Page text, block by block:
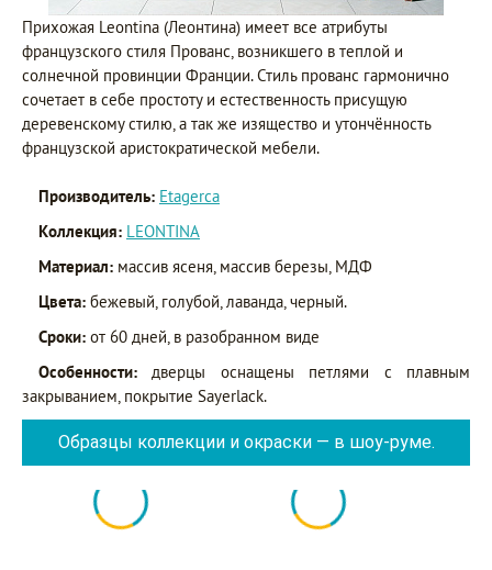
Прихожая Leontina (Леонтина) имеет все атрибуты
французского стиля Прованс, возникшего в теплой и
солнечной провинции Франции. Стиль прованс гармонично
сочетает в себе простоту и естественность присущую
деревенскому стилю, а так же изящество и утончённость
французской аристократической мебели.
Производитель: Etagerca
Коллекция: LEONTINA
Материал: массив ясеня, массив березы, МДФ
Цвета: бежевый, голубой, лаванда, черный.
Сроки: от 60 дней, в разобранном виде
Особенности: дверцы оснащены петлями с плавным
закрыванием, покрытие Sayerlack.
Образцы коллекции и окраски — в шоу-руме.